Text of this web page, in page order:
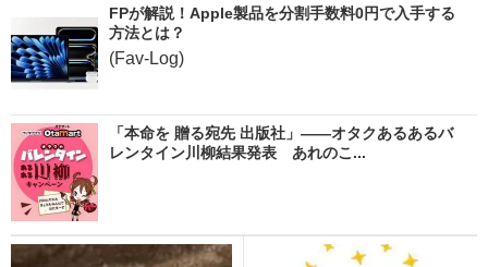
FPが解説！Apple製品を分割手数料0円で入手する
方法とは？
(Fav-Log)
「本命を 贈る宛先 出版社」――オタクあるあるバ
レンタイン川柳結果発表 あれのこ...